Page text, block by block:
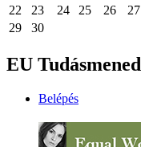
22
23 24 25 26 27
29
30
EU
Belépés